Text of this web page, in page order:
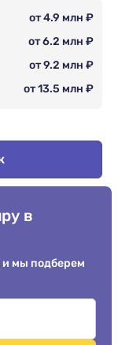
от 4.9 млн ₽
от 6.2 млн ₽
от 9.2 млн ₽
от 13.5 млн ₽
в
и мы подберем